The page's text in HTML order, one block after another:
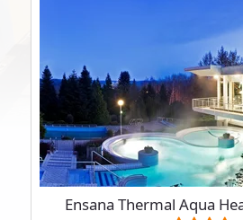
Ensana Thermal Aqua